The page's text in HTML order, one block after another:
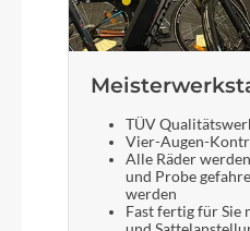
TÜV
Vier-Augen-
Alle Räder
und Probe
werden
Fast fertig für Sie